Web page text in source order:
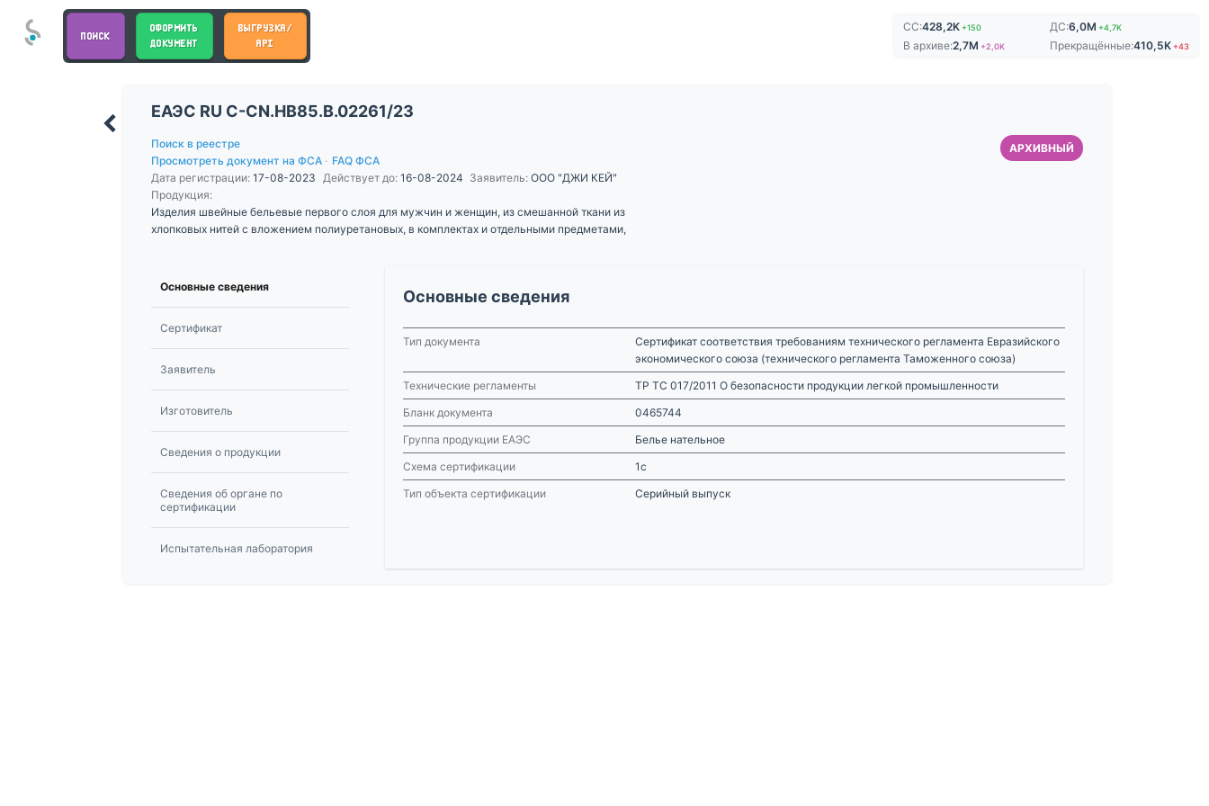
ПОИСК
ОФОРМИТЬ
ДОКУМЕНТ
ВЫГРУЗКА/
API
СС:428,2K+150 ДС:6,0M +4,7K
В архиве:2,7M +2,0K Прекращённые:410,5K +43
ЕАЭС RU С-CN.НВ85.В.02261/23
Поиск в реестре
Просмотреть документ на ФСА · FAQ ФСА
Дата регистрации: 17-08-2023 Действует до: 16-08-2024 Заявитель: ООО "ДЖИ КЕЙ"
Продукция:
Изделия швейные бельевые первого слоя для мужчин и женщин, из смешанной ткани из
хлопковых нитей с вложением полиуретановых, в комплектах и отдельными предметами,
АРХИВНЫЙ
Основные сведения
Сертификат
Заявитель
Изготовитель
Сведения о продукции
Сведения об органе по
сертификации
Испытательная лаборатория
Основные сведения
Тип документа
Сертификат соответствия требованиям технического регламента Евразийского
экономического союза (технического регламента Таможенного союза)
Технические регламенты
ТР ТС 017/2011 О безопасности продукции легкой промышленности
Бланк документа
0465744
Группа продукции ЕАЭС
Белье нательное
Схема сертификации
1с
Тип объекта сертификации
Серийный выпуск